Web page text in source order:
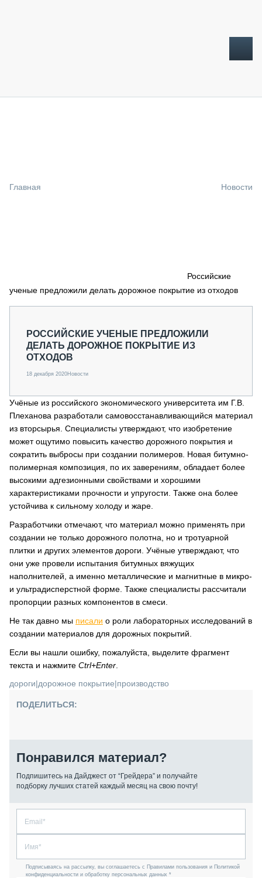
СПЕЦПРОЕКТЫ
О ПРОЕКТЕ
Главная Новости
Российские
ученые предложили делать дорожное покрытие из отходов
РОССИЙСКИЕ УЧЕНЫЕ ПРЕДЛОЖИЛИ
ДЕЛАТЬ ДОРОЖНОЕ ПОКРЫТИЕ ИЗ
ОТХОДОВ
18 декабря 2020Новости
Учёные из российского экономического университета им Г.В.
Плеханова разработали самовосстанавливающийся материал
из вторсырья. Специалисты утверждают, что изобретение
может ощутимо повысить качество дорожного покрытия и
сократить выбросы при создании полимеров. Новая битумно-
полимерная композиция, по их заверениям, обладает более
высокими адгезионными свойствами и хорошими
характеристиками прочности и упругости. Также она более
устойчива к сильному холоду и жаре.
Разработчики отмечают, что материал можно применять при
создании не только дорожного полотна, но и тротуарной
плитки и других элементов дороги. Учёные утверждают, что
они уже провели испытания битумных вяжущих
наполнителей, а именно металлические и магнитные в микро-
и ультрадисперстной форме. Также специалисты рассчитали
пропорции разных компонентов в смеси.
Не так давно мы писали о роли лабораторных исследований в
создании материалов для дорожных покрытий.
Если вы нашли ошибку, пожалуйста, выделите фрагмент
текста и нажмите Ctrl+Enter
дороги|дорожное покрытие|производство
ПОДЕЛИТЬСЯ:
Понравился материал?
Подпишитесь на Дайджест от “Грейдера” и получайте
подборку лучших статей каждый месяц на свою почту!
Подписываясь на рассылку, вы соглашаетесь с Правилами пользования и Политикой
конфиденциальности и обработку персональных данных *